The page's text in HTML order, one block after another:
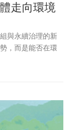
走向環境
與永續治理的新
，而是能否在環
向循環。從半導
永續投入，成為